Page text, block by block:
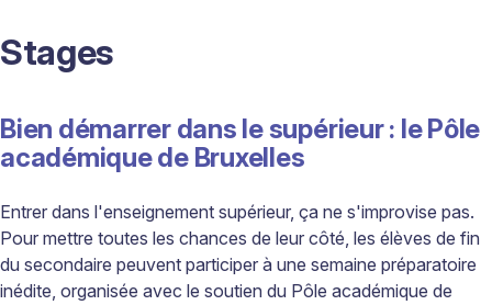
Stages
Bien démarrer dans le supérieur : le Pôle
académique de Bruxelles
Entrer dans l'enseignement supérieur, ça ne s'improvise pas.
Pour mettre toutes les chances de leur côté, les élèves de fin
du secondaire peuvent participer à une semaine préparatoire
inédite, organisée avec le soutien du Pôle académique de